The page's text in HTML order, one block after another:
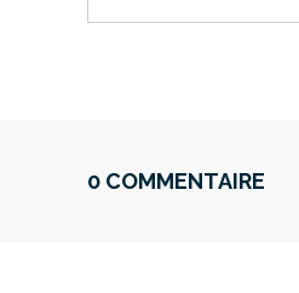
0 COMMENTAIRE